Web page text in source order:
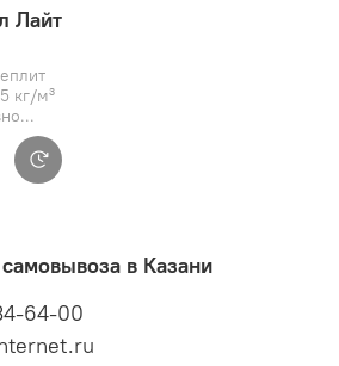
Лайт
кг/м³
в Казани
64-00